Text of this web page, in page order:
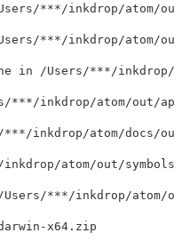
*** /inkdrop/atom/
*** /inkdrop/atom/
in /Users/*** /inkdrop/
*** /inkdrop/atom/out/
*** /inkdrop/atom/docs/
/inkdrop/atom/out/symbols
*** /inkdrop/atom/